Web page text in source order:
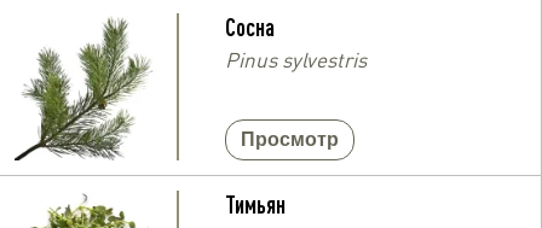
Сосна
Pinus sylvestris
Просмотр
Тимьян